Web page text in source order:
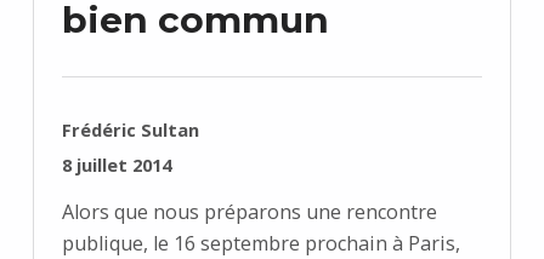
bien commun
RÉDIGÉ PAR :
Frédéric Sultan
PUBLIÉ SUR :
8 juillet 2014
Alors que nous préparons une rencontre
publique, le 16 septembre prochain à Paris,